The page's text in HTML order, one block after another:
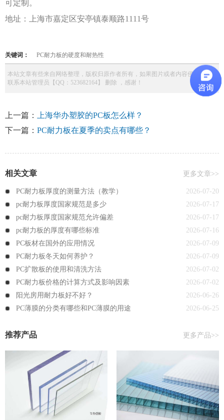
可定制。
地址：上海市嘉定区安亭镇泰顺路1111号
关键词： PC耐力板的硬度和耐热性
本站文章有些来自网络整理，版权归原作者所有，如果图片或者内容侵权，请
联系本站管理员【QQ：523682164】 删除 ，感谢！
上一篇：
上海华办塑胶的PC板怎么样？
下一篇： PC耐力板在夏季的卖点有哪些？
相关文章 更多文章>>
PC耐力板厚度的测量方法（教学）
2026-07-20
pc耐力板厚度国家规范是多少
2026-07-17
pc耐力板厚度国家规范允许偏差
2026-07-17
pc耐力板的厚度有哪些标准
2026-07-16
PC板材在国外的应用情况
2026-07-09
PC耐力板冬天如何养护？
2026-07-09
PC扩散板的使用和清洗方法
2026-07-02
PC耐力板价格的计算方式及影响因素
2026-07-02
阳光房用耐力板好不好？
2026-06-26
PC薄膜的分类有哪些和PC薄膜的用途
2026-06-25
推荐产品 更多产品>>